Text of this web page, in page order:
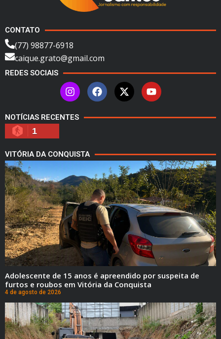
CONTATO
(77) 98877-6918
caique.grato@gmail.com
REDES SOCIAIS
NOTÍCIAS RECENTES
1
VITÓRIA DA CONQUISTA
Adolescente de 15 anos é apreendido por suspeita de
furtos e roubos em Vitória da Conquista
4 de agosto de 2026